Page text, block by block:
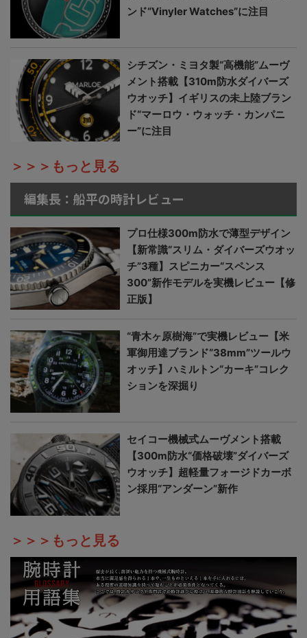
ンド“Vinyler Watches”に注目
シチズン・ミヨタ製“高機能”ムーヴ
メント搭載【310m防水ダイバーズ
ウオッチ】イギリスの未上陸ブラン
ド“マーロウ・ウォッチ・カンパニ
ー”に注目
＞＞＞もっと見る
編集長：船平の時計レビュー
プロ仕様300m防水で薄型デザイン
【新常識“スリム・ダイバーズウオッ
チ”3種】スピニカー“スペンス
300”新作モデルを実機レビュー【修
正版】
“青木ヶ原樹海”で実機レビュー【米
軍御用達ブランド“38mm”ツールウ
オッチ】ハミルトン“カーキ”コレク
ションを深掘り
セイコー機械式ムーヴメント搭載
【300m防水“価格破壊”ダイバーズ
ウオッチ】超軽量フォージドカーボ
ン採用“アンダーン”新作
＞＞＞もっと見る